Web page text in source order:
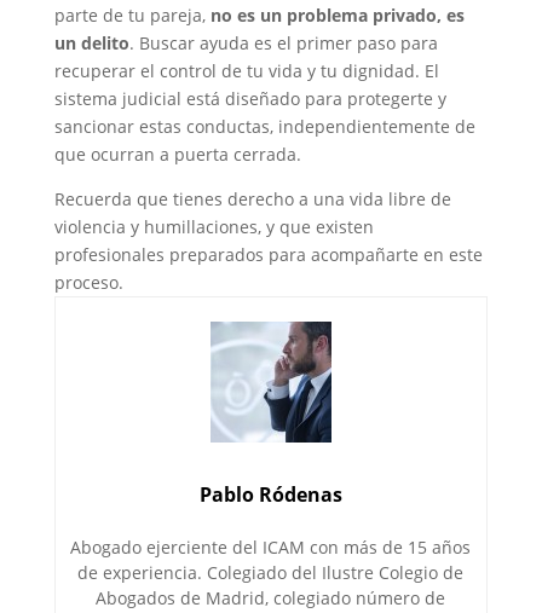
parte de tu pareja, no es un problema privado, es
un delito. Buscar ayuda es el primer paso para
recuperar el control de tu vida y tu dignidad. El
sistema judicial está diseñado para protegerte y
sancionar estas conductas, independientemente de
que ocurran a puerta cerrada.
Recuerda que tienes derecho a una vida libre de
violencia y humillaciones, y que existen
profesionales preparados para acompañarte en este
proceso.
Pablo Ródenas
Abogado ejerciente del ICAM con más de 15 años
de experiencia. Colegiado del Ilustre Colegio de
Abogados de Madrid, colegiado número de